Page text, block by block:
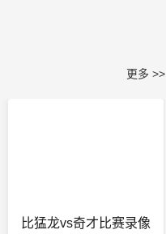
更多 >>
比猛龙vs奇才比赛录像